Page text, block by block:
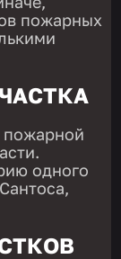
пожарных
пожарной
одного